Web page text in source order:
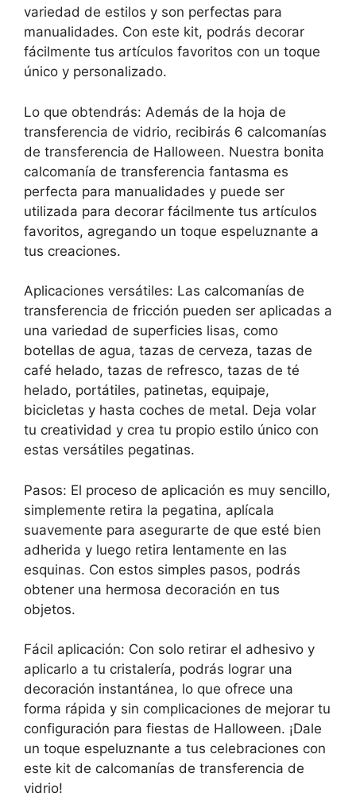
variedad de estilos y son perfectas para
manualidades. Con este kit, podrás decorar
fácilmente tus artículos favoritos con un toque
único y personalizado.
Lo que obtendrás: Además de la hoja de
transferencia de vidrio, recibirás 6 calcomanías
de transferencia de Halloween. Nuestra bonita
calcomanía de transferencia fantasma es
perfecta para manualidades y puede ser
utilizada para decorar fácilmente tus artículos
favoritos, agregando un toque espeluznante a
tus creaciones.
Aplicaciones versátiles: Las calcomanías de
transferencia de fricción pueden ser aplicadas a
una variedad de superficies lisas, como
botellas de agua, tazas de cerveza, tazas de
café helado, tazas de refresco, tazas de té
helado, portátiles, patinetas, equipaje,
bicicletas y hasta coches de metal. Deja volar
tu creatividad y crea tu propio estilo único con
estas versátiles pegatinas.
Pasos: El proceso de aplicación es muy sencillo,
simplemente retira la pegatina, aplícala
suavemente para asegurarte de que esté bien
adherida y luego retira lentamente en las
esquinas. Con estos simples pasos, podrás
obtener una hermosa decoración en tus
objetos.
Fácil aplicación: Con solo retirar el adhesivo y
aplicarlo a tu cristalería, podrás lograr una
decoración instantánea, lo que ofrece una
forma rápida y sin complicaciones de mejorar tu
configuración para fiestas de Halloween. ¡Dale
un toque espeluznante a tus celebraciones con
este kit de calcomanías de transferencia de
vidrio!